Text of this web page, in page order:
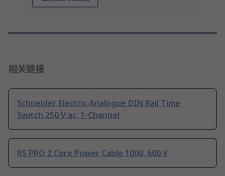
相关链接
Schneider Electric Analogue DIN Rail Time
Switch 250 V ac, 1-Channel
RS PRO 2 Core Power Cable 1000, 600 V